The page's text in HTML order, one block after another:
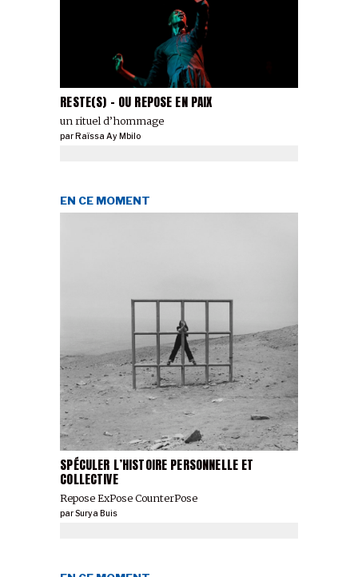
RESTE(S) - OU REPOSE EN PAIX
un rituel d’hommage
par Raïssa Ay Mbilo
SPÉCULER L’HISTOIRE PERSONNELLE ET
COLLECTIVE
Repose ExPose CounterPose
EN CE MOMENT
parSurya Buis